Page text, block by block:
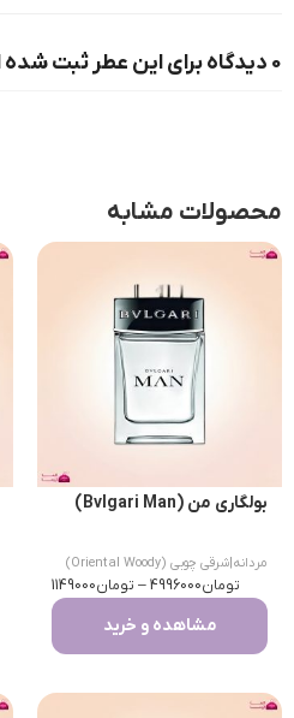
0 دیدگاه برای این عطر ثبت شده است
محصولات مشابه
بولگاری من (Bvlgari Man)
مردانه|شرقی چوبی (Oriental Woody)
تومان4996000
– تومان1149000
مشاهده و خرید